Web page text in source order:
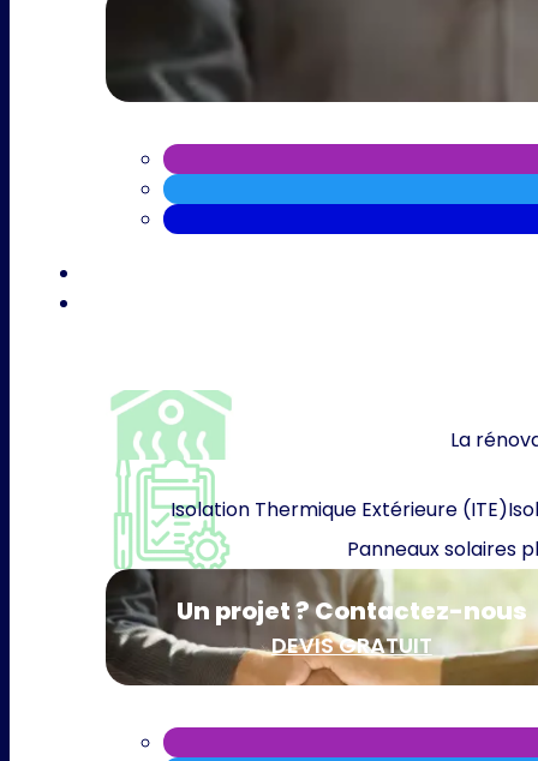
La
Isolation Thermique Extérieure (ITE)
Panneaux solaires
Un projet ? Contactez-nous
DEVIS GRATUIT